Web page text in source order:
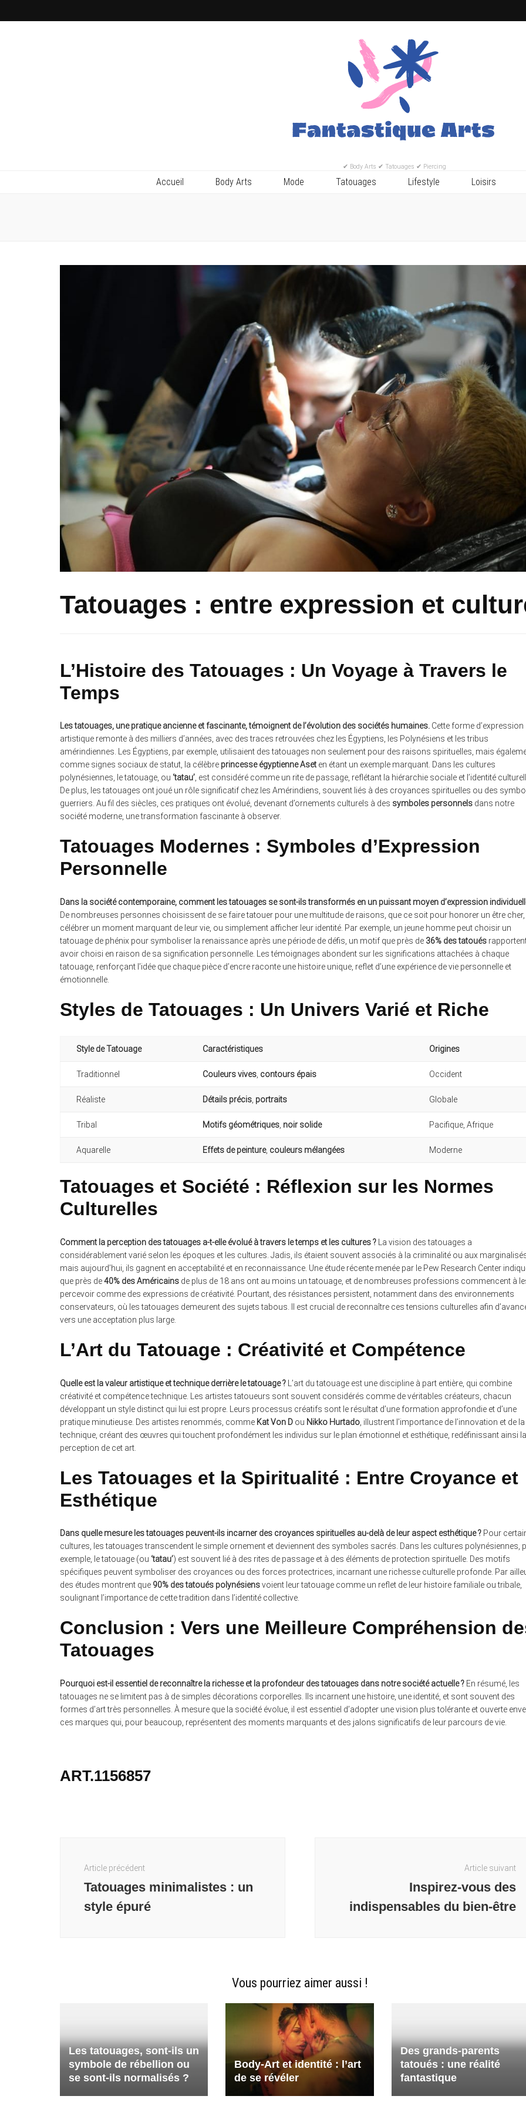
✔ Body Arts ✔ Tatouages ✔ Piercing
Accueil Body Arts Mode Tatouages Lifestyle Loisirs
Tatouages : entre expression et
L’Histoire des Tatouages : Un Voyage à Travers le
Temps
Les tatouages, une pratique ancienne et fascinante, témoignent de l’évolution des sociétés humaines. Cette forme d’expression
artistique remonte à des milliers d’années, avec des traces retrouvées chez les Égyptiens, les Polynésiens et les tribus
amérindiennes. Les Égyptiens, par exemple, utilisaient des tatouages non seulement pour des raisons spirituelles, mais
comme signes sociaux de statut, la célèbre princesse égyptienne Aseten étant un exemple marquant. Dans les cultures
polynésiennes, le tatouage, ou ‘tatau’, est considéré comme un rite de passage, reflétant la hiérarchie sociale et l’identité
De plus, les tatouages ont joué un rôle significatif chez les Amérindiens, souvent liés à des croyances spirituelles ou des
guerriers. Au fil des siècles, ces pratiques ont évolué, devenant d’ornements culturels à des symboles personnels dans notre
société moderne, une transformation fascinante à observer.
Tatouages Modernes : Symboles d’Expression
Personnelle
Dans la société contemporaine, comment les tatouages se sont-ils transformés en un puissant moyen d’expression
De nombreuses personnes choisissent de se faire tatouer pour une multitude de raisons, que ce soit pour honorer un être cher,
célébrer un moment marquant de leur vie, ou simplement afficher leur identité. Par exemple, un jeune homme peut choisir un
tatouage de phénix pour symboliser la renaissance après une période de défis, un motif que près de 36% des tatoués
avoir choisi en raison de sa signification personnelle. Les témoignages abondent sur les significations attachées à chaque
tatouage, renforçant l’idée que chaque pièce d’encre raconte une histoire unique, reflet d’une expérience de vie personnelle et
émotionnelle.
Styles de Tatouages : Un Univers Varié et Riche
Style de Tatouage Caractéristiques Origines
Traditionnel Couleurs vives, contours épais Occident
Réaliste Détails précis, portraits Globale
Tribal Motifs géométriques, noir solide Pacifique, Afrique
Aquarelle Effets de peinture, couleurs mélangées Moderne
Tatouages et Société : Réflexion sur les Normes
Culturelles
Comment la perception des tatouages a-t-elle évolué à travers le temps et les cultures ? La vision des tatouages a
considérablement varié selon les époques et les cultures. Jadis, ils étaient souvent associés à la criminalité ou aux
mais aujourd’hui, ils gagnent en acceptabilité et en reconnaissance. Une étude récente menée par le Pew Research Center
que près de40% des Américains de plus de 18 ans ont au moins un tatouage, et de nombreuses professions commencent à
percevoir comme des expressions de créativité. Pourtant, des résistances persistent, notamment dans des environnements
conservateurs, où les tatouages demeurent des sujets tabous. Il est crucial de reconnaître ces tensions culturelles afin
vers une acceptation plus large.
L’Art du Tatouage : Créativité et Compétence
Quelle est la valeur artistique et technique derrière le tatouage ? L’art du tatouage est une discipline à part entière, qui combine
créativité et compétence technique. Les artistes tatoueurs sont souvent considérés comme de véritables créateurs, chacun
développant un style distinct qui lui est propre. Leurs processus créatifs sont le résultat d’une formation approfondie et d’une
pratique minutieuse. Des artistes renommés, comme Kat Von D ou Nikko Hurtado , illustrent l’importance de l’innovation et de la
technique, créant des œuvres qui touchent profondément les individus sur le plan émotionnel et esthétique, redéfinissant ainsi la
perception de cet art.
Les Tatouages et la Spiritualité : Entre Croyance et
Esthétique
Dans quelle mesure les tatouages peuvent-ils incarner des croyances spirituelles au-delà de leur aspect esthétique ? Pour
cultures, les tatouages transcendent le simple ornement et deviennent des symboles sacrés. Dans les cultures polynésiennes,
exemple, le tatouage (ou ‘tatau’) est souvent lié à des rites de passage et à des éléments de protection spirituelle. Des motifs
spécifiques peuvent symboliser des croyances ou des forces protectrices, incarnant une richesse culturelle profonde. Par
des études montrent que 90% des tatoués polynésiensvoient leur tatouage comme un reflet de leur histoire familiale ou tribale,
soulignant l’importance de cette tradition dans l’identité collective.
Conclusion : Vers une Meilleure Compréhension
Tatouages
Pourquoi est-il essentiel de reconnaître la richesse et la profondeur des tatouages dans notre société actuelle ? En résumé, les
tatouages ne se limitent pas à de simples décorations corporelles. Ils incarnent une histoire, une identité, et sont souvent des
formes d’art très personnelles. À mesure que la société évolue, il est essentiel d’adopter une vision plus tolérante et ouverte
ces marques qui, pour beaucoup, représentent des moments marquants et des jalons significatifs de leur parcours de vie.
ART.1156857
d'articleArticle précédent
Tatouages minimalistes : un
style épuré
Article suivant
Inspirez-vous des
indispensables du bien-être
Vous pourriez aimer aussi !
Les tatouages, sont-ils un
symbole de rébellion ou
se sont-ils normalisés ?
Body-Art et identité : l’art
de se révéler
Des grands-parents
tatoués : une réalité
fantastique